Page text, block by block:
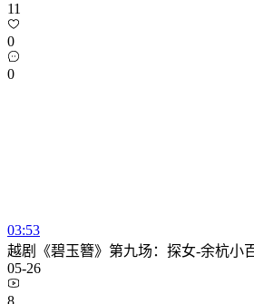
11
0
0
03:53
越剧《碧玉簪》第九场：探女-余杭小
05-26